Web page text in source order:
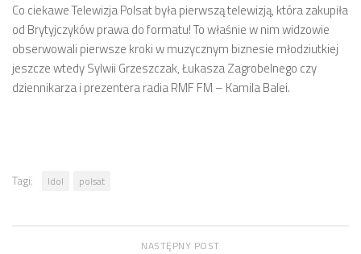
Co ciekawe Telewizja Polsat była pierwszą telewizją, która zakupiła
od Brytyjczyków prawa do formatu! To właśnie w nim widzowie
obserwowali pierwsze kroki w muzycznym biznesie młodziutkiej
jeszcze wtedy Sylwii Grzeszczak, Łukasza Zagrobelnego czy
dziennikarza i prezentera radia RMF FM – Kamila Balei.
Tagi: Idol polsat
NASTĘPNY POST